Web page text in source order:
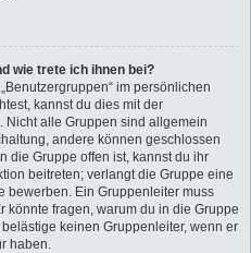
wie trete ich ihnen bei?
im persönlichen
kannst du dies mit der
alle Gruppen sind allgemein
andere können geschlossen
die Gruppe offen ist, kannst du ihr
beitreten; verlangt die Gruppe eine
bewerben. Ein Gruppenleiter muss
könnte fragen, warum du in die Gruppe
keinen Gruppenleiter, wenn er
haben.